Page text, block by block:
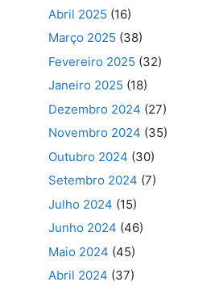
Abril 2025 (16)
Março 2025 (38)
Fevereiro 2025 (32)
Janeiro 2025 (18)
Dezembro 2024 (27)
Novembro 2024 (35)
Outubro 2024 (30)
Setembro 2024 (7)
Julho 2024 (15)
Junho 2024 (46)
Maio 2024 (45)
Abril 2024 (37)